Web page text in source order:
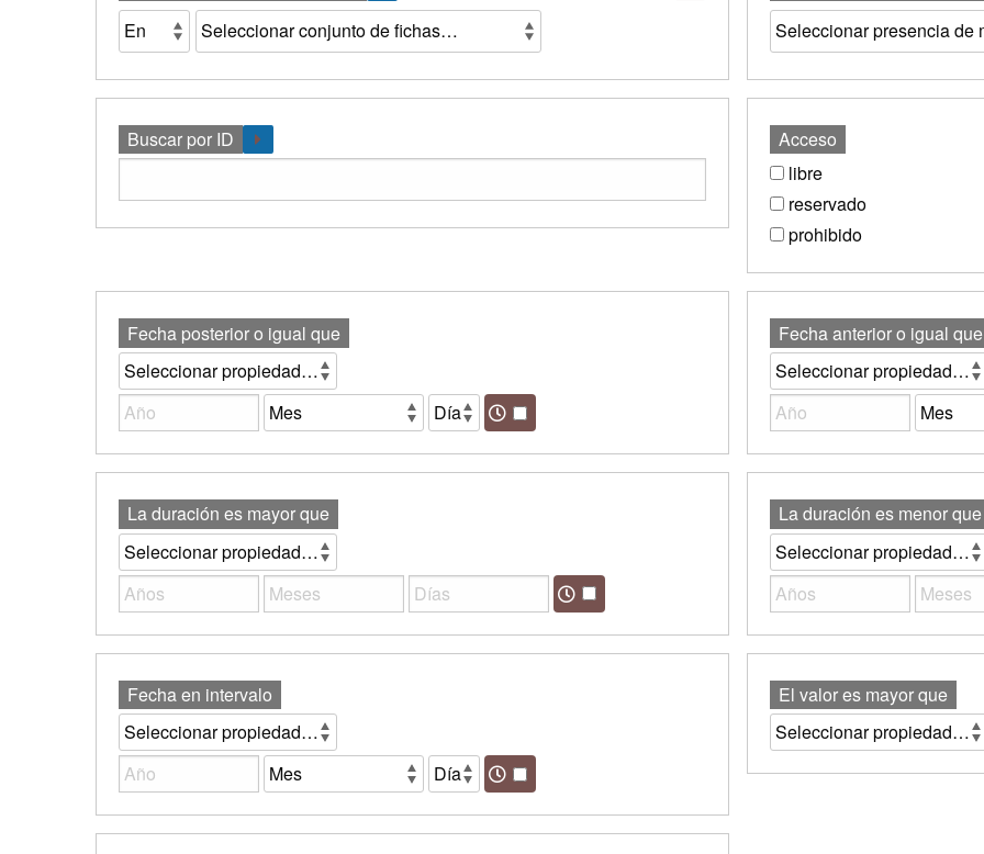
Buscar por ID
Acceso
libre
reservado
prohibido
Fecha posterior o igual que Fecha anterior o igual que
La duración es mayor que La duración es menor que
Fecha en intervalo El valor es mayor que